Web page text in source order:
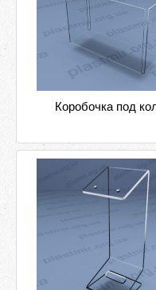
Коробочка под